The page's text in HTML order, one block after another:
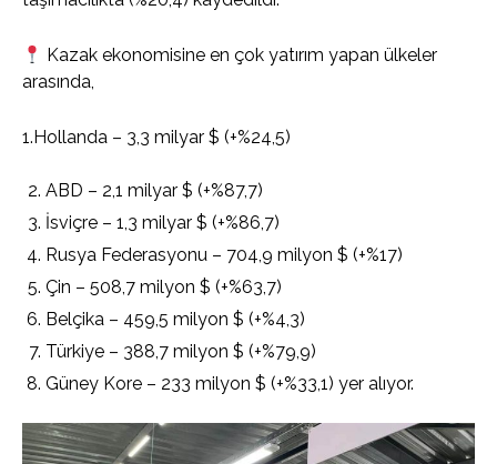
Kazak ekonomisine en çok yatırım yapan ülkeler
arasında,
1.Hollanda – 3,3 milyar $ (+%24,5)
ABD – 2,1 milyar $ (+%87,7)
İsviçre – 1,3 milyar $ (+%86,7)
Rusya Federasyonu – 704,9 milyon $ (+%17)
Çin – 508,7 milyon $ (+%63,7)
Belçika – 459,5 milyon $ (+%4,3)
Türkiye – 388,7 milyon $ (+%79,9)
Güney Kore – 233 milyon $ (+%33,1) yer alıyor.